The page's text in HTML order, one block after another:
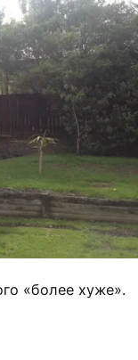
«более хуже».